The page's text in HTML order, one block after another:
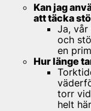
Kan jag
att täcka
Ja,
och
en
Hur länge
torr
helt